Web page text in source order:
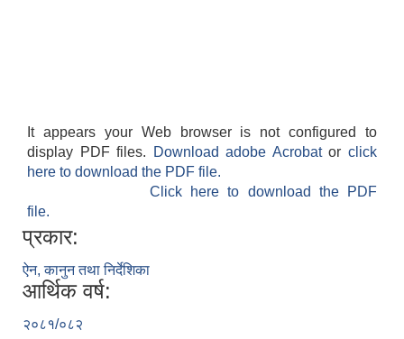
It appears your Web browser is not configured to
display PDF files.
Download adobe Acrobatorclick
here to download the PDF file.
Click here to download the PDF
file.
प्रकार:
ऐन, कानुन तथा निर्देशिका
आर्थिक वर्ष:
२०८१/०८२